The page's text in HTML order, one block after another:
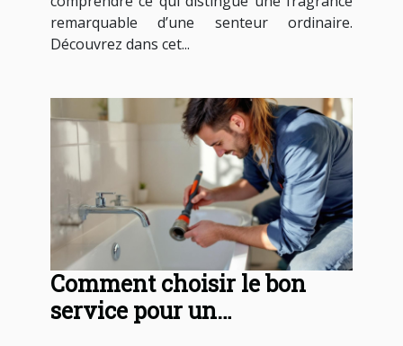
remarquable d’une senteur ordinaire.
Découvrez dans cet...
Comment choisir le bon
service pour un